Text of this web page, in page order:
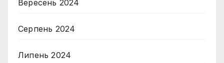
Вересень 2024
Серпень 2024
Липень 2024